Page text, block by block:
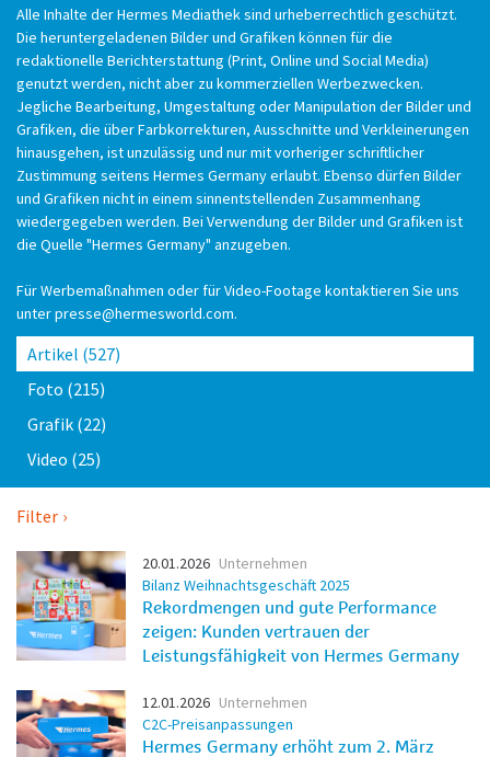
Alle Inhalte der Hermes Mediathek sind urheberrechtlich geschützt.
Die heruntergeladenen Bilder und Grafiken können für die
redaktionelle Berichterstattung (Print, Online und Social Media)
genutzt werden, nicht aber zu kommerziellen Werbezwecken.
Jegliche Bearbeitung, Umgestaltung oder Manipulation der Bilder und
Grafiken, die über Farbkorrekturen, Ausschnitte und Verkleinerungen
hinausgehen, ist unzulässig und nur mit vorheriger schriftlicher
Zustimmung seitens Hermes Germany erlaubt. Ebenso dürfen Bilder
und Grafiken nicht in einem sinnentstellenden Zusammenhang
wiedergegeben werden. Bei Verwendung der Bilder und Grafiken ist
die Quelle "Hermes Germany" anzugeben.
Für Werbemaßnahmen oder für Video-Footage kontaktieren Sie uns
unterpresse@hermesworld.com.
Artikel (527)
Foto (215)
Grafik (22)
Video (25)
Filter
20.01.2026 Unternehmen
Bilanz Weihnachtsgeschäft 2025
Rekordmengen und gute Performance
zeigen: Kunden vertrauen der
Leistungsfähigkeit von Hermes Germany
12.01.2026 Unternehmen
C2C-Preisanpassungen
Hermes Germany erhöht zum 2. März